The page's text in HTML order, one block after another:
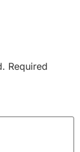
Required